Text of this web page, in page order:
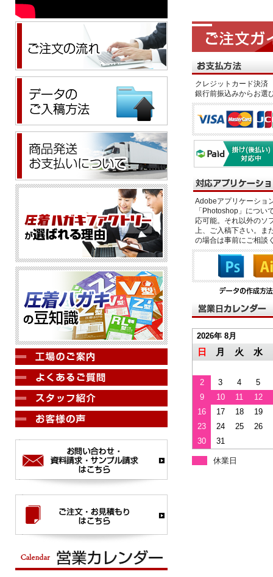
クレジットカード決
銀行前振込みからお選
Adobeアプリケーショ
「Photoshop」につい
応可能。それ以外のソ
上、ご入稿下さい。ま
の場合は事前にご相談
2026年 8月
日 月 火 水
2 3 4
5
9
10 11
12
16
17 18
19
23
24 25
26
30
31
休業日